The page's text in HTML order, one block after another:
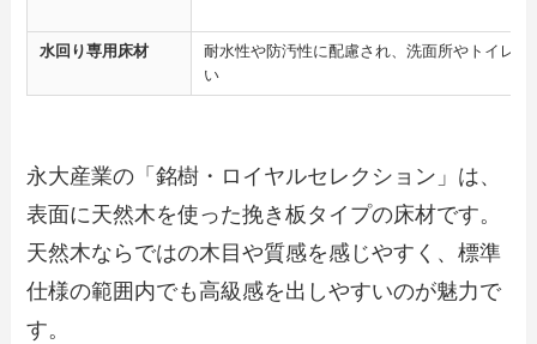
水回り専用床材
耐水性や防汚性に配慮され、洗面所やトイレに
い
永大産業の「銘樹・ロイヤルセレクション」は、
表面に天然木を使った挽き板タイプの床材です。
天然木ならではの木目や質感を感じやすく、標準
仕様の範囲内でも高級感を出しやすいのが魅力で
す。